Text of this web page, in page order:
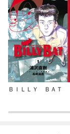
ＢＩＬＬＹ ＢＡＴ